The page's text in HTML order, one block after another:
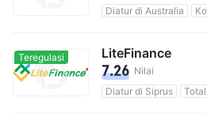
Diatur di Australia
Teregulasi LiteFinance
7.26 Nilai
Diatur di Siprus